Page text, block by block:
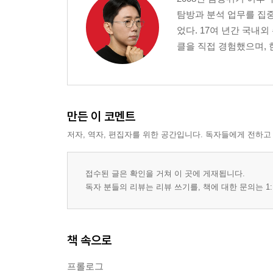
탐방과 분석 업무를 집
었다. 17여 년간 국내
클을 직접 경험했으며,
만든 이 코멘트
저자, 역자, 편집자를 위한 공간입니다. 독자들에게 전하
접수된 글은 확인을 거쳐 이 곳에 게재됩니다.
독자 분들의 리뷰는 리뷰 쓰기를, 책에 대한 문의는
책 속으로
프롤로그